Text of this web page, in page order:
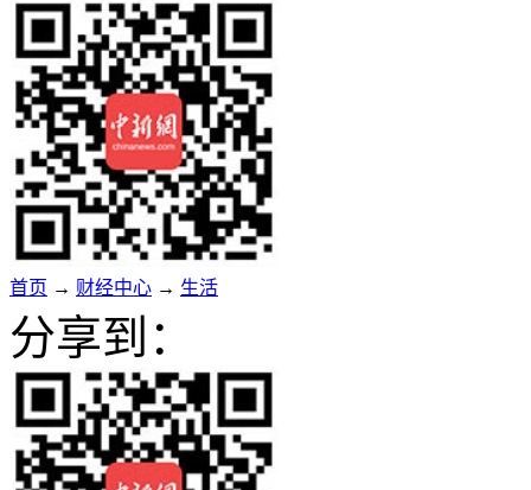
首页 → 财经中心 → 生活
分享到：